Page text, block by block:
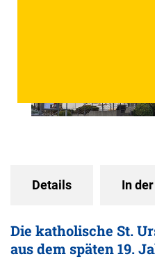
Details In
Die katholische St.
aus dem späten 19.